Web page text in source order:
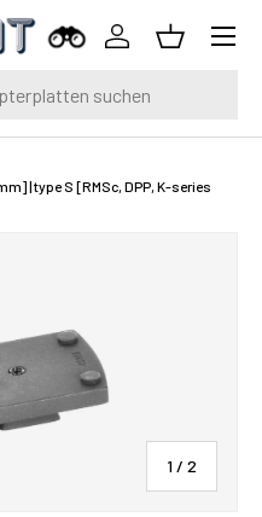
Einloggen
Korb
Menü
| type S [RMSc, DPP, K-series
1/ von
2